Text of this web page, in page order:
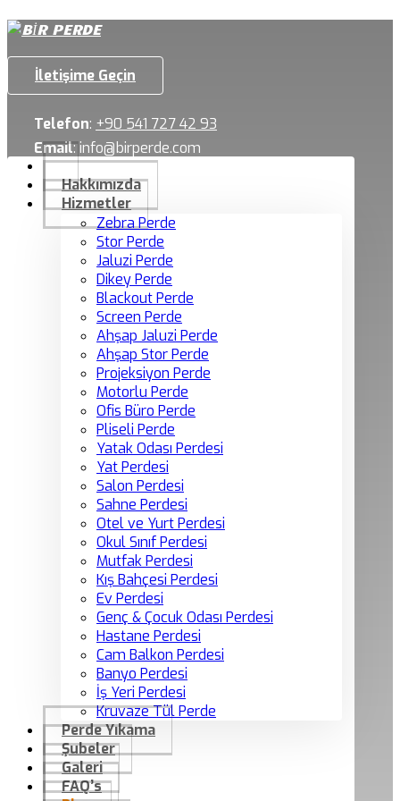
İletişime Geçin
Telefon: +90 541 727 42 93
Email:info@birperde.com
Hakkımızda
Hizmetler
Zebra Perde
Stor Perde
Jaluzi Perde
Dikey Perde
Blackout Perde
Screen Perde
Ahşap Jaluzi Perde
Ahşap Stor Perde
Projeksiyon Perde
Motorlu Perde
Ofis Büro Perde
Pliseli Perde
Yatak Odası Perdesi
Yat Perdesi
Salon Perdesi
Sahne Perdesi
Otel ve Yurt Perdesi
Okul Sınıf Perdesi
Mutfak Perdesi
Kış Bahçesi Perdesi
Ev Perdesi
Genç & Çocuk Odası Perdesi
Hastane Perdesi
Cam Balkon Perdesi
Banyo Perdesi
İş Yeri Perdesi
Kruvaze Tül Perde
Perde Yıkama
Şubeler
Galeri
FAQ’s